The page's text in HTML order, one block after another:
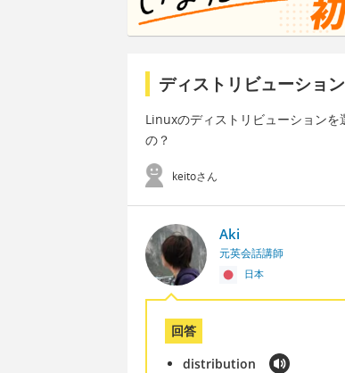
ディストリビューショ
Linuxのディストリビューション
の？
keitoさん
Aki
元英会話講師
日本
回答
distribution